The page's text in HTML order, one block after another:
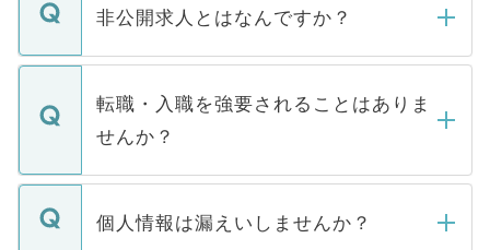
登録内容を確認し、その後メールもしくは
ます。通常、5営業日以内にはご連絡をせて
いただきますので、しばらくお待ちくださ
非公開求人とはなんですか？
マイナビDOCTORで取り扱っている求人の
うち約3割は、Webサイトからご覧いただ
けない「非公開求人」です。非公開求人は
下記の理由によって、一般には公開してい
ません。
■応募殺到を避けるため 人気のある医療機
転職・入職を強要されることはありま
せんか？
転職・入職を強要することは一切ありませ
ん。また、仮に応募先から内定をいただい
個人情報は漏えいしませんか？